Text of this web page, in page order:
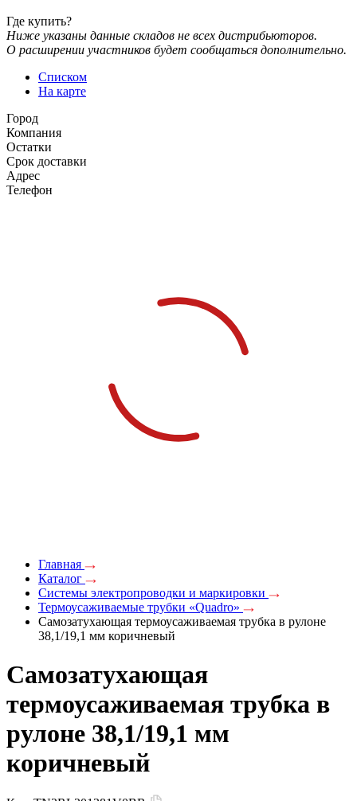
Где купить?
Ниже указаны данные складов не всех дистрибьюторов.
О расширении участников будет сообщаться дополнительно.
Списком
На карте
Город
Компания
Остатки
Срок доставки
Адрес
Телефон
Главная
Каталог
Системы электропроводки и маркировки
Термоусаживаемые трубки «Quadro»
Самозатухающая термоусаживаемая трубка в рулоне
38,1/19,1 мм коричневый
Самозатухающая
термоусаживаемая трубка в
рулоне 38,1/19,1 мм
коричневый